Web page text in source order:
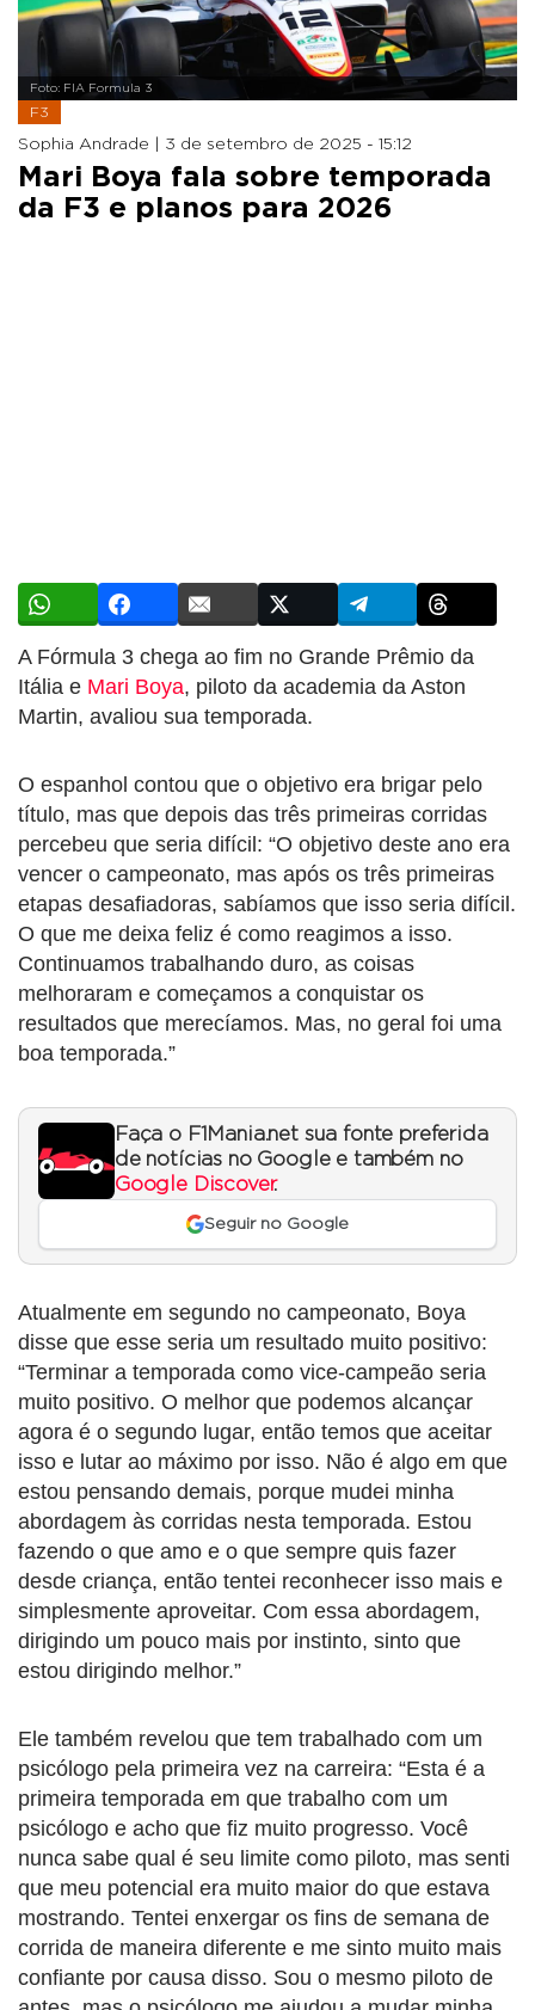
Foto: FIA Formula 3
F3
Sophia Andrade | 3 de setembro de 2025 - 15:12
Mari Boya fala sobre temporada
da F3 e planos para 2026
A Fórmula 3 chega ao fim no Grande Prêmio da
Itália e Mari Boya, piloto da academia da Aston
Martin, avaliou sua temporada.
O espanhol contou que o objetivo era brigar pelo
título, mas que depois das três primeiras corridas
percebeu que seria difícil: “O objetivo deste ano era
vencer o campeonato, mas após os três primeiras
etapas desafiadoras, sabíamos que isso seria difícil.
O que me deixa feliz é como reagimos a isso.
Continuamos trabalhando duro, as coisas
melhoraram e começamos a conquistar os
resultados que merecíamos. Mas, no geral foi uma
boa temporada.”
Faça o F1Mania.net sua fonte preferida
de notícias no Google e também no
Google Discover.
Seguir no Google
Atualmente em segundo no campeonato, Boya
disse que esse seria um resultado muito positivo:
“Terminar a temporada como vice-campeão seria
muito positivo. O melhor que podemos alcançar
agora é o segundo lugar, então temos que aceitar
isso e lutar ao máximo por isso. Não é algo em que
estou pensando demais, porque mudei minha
abordagem às corridas nesta temporada. Estou
fazendo o que amo e o que sempre quis fazer
desde criança, então tentei reconhecer isso mais e
simplesmente aproveitar. Com essa abordagem,
dirigindo um pouco mais por instinto, sinto que
estou dirigindo melhor.”
Ele também revelou que tem trabalhado com um
psicólogo pela primeira vez na carreira: “Esta é a
primeira temporada em que trabalho com um
psicólogo e acho que fiz muito progresso. Você
nunca sabe qual é seu limite como piloto, mas senti
que meu potencial era muito maior do que estava
mostrando. Tentei enxergar os fins de semana de
corrida de maneira diferente e me sinto muito mais
confiante por causa disso. Sou o mesmo piloto de